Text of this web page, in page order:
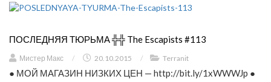
ПОСЛЕДНЯЯ ТЮРЬМА ╬╬ The Escapists #113
Мистер Макс / 20.10.2015 / Terranit
● МОЙ МАГАЗИН НИЗКИХ ЦЕН — http://bit.ly/1xWWWJp ●